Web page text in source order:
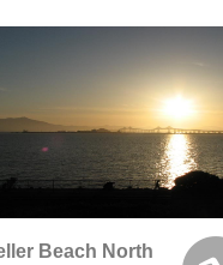
Beach North